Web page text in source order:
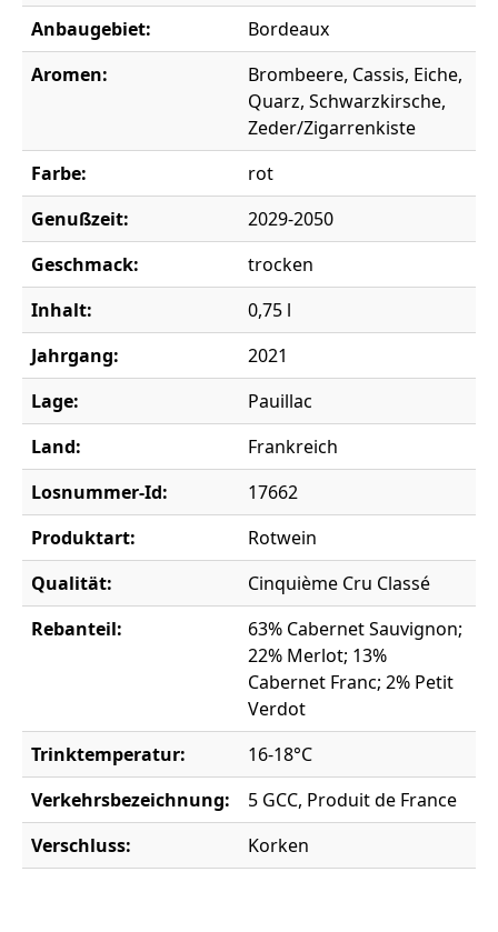
Anbaugebiet:
Bordeaux
Aromen:
Brombeere, Cassis, Eiche,
Quarz, Schwarzkirsche,
Zeder/Zigarrenkiste
Farbe:
rot
Genußzeit:
2029-2050
Geschmack:
trocken
Inhalt:
0,75 l
Jahrgang:
2021
Lage:
Pauillac
Land:
Frankreich
Losnummer-Id:
17662
Produktart:
Rotwein
Qualität:
Cinquième Cru Classé
Rebanteil:
63% Cabernet Sauvignon;
22% Merlot; 13%
Cabernet Franc; 2% Petit
Verdot
Trinktemperatur:
16-18°C
Verkehrsbezeichnung:
5 GCC, Produit de France
Verschluss:
Korken